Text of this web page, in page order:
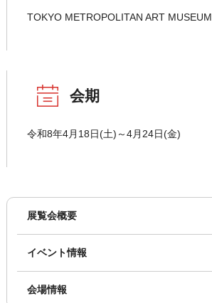
TOKYO METROPOLITAN ART MUSEUM
会期
令和8年4月18日(土)～4月24日(金)
展覧会概要
イベント情報
会場情報